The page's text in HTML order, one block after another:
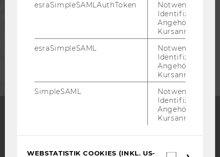
UNTERNEHMEN
esraSimpleSAMLAuthToken
Notwendig zur
Identifizierung
Angehörige/r für
Kursanmeldung.
esraSimpleSAML
Notwendig zur
Identifizierung
Angehörige/r für
Kursanmeldung.
SimpleSAML
Notwendig zur
Identifizierung
Angehörige/r für
Kursanmeldung.
WEBSTATISTIK COOKIES (INKL. US-